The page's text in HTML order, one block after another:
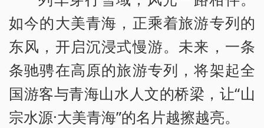
如今的大美青海，正乘着旅游专列的
东风，开启沉浸式慢游。未来，一条
条驰骋在高原的旅游专列，将架起全
国游客与青海山水人文的桥梁，让“山
宗水源·大美青海”的名片越擦越亮。